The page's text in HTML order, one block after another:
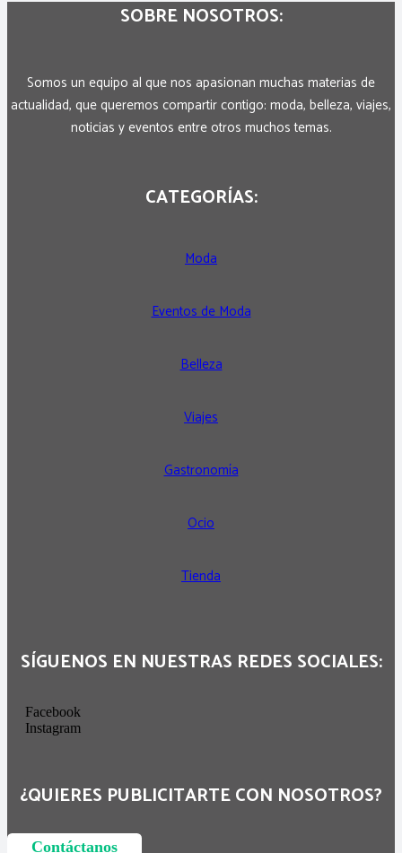
SOBRE NOSOTROS:
Somos un equipo al que nos apasionan muchas materias de
actualidad, que queremos compartir contigo: moda, belleza, viajes,
noticias y eventos entre otros muchos temas.
CATEGORÍAS:
Moda
Eventos de Moda
Belleza
Viajes
Gastronomía
Ocio
Tienda
SÍGUENOS EN NUESTRAS REDES SOCIALES:
Facebook
Instagram
¿QUIERES PUBLICITARTE CON NOSOTROS?
Contáctanos